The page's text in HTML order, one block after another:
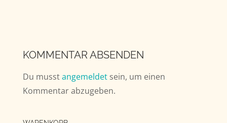
KOMMENTAR ABSENDEN
Du musstangemeldetsein, um einen
Kommentar abzugeben.